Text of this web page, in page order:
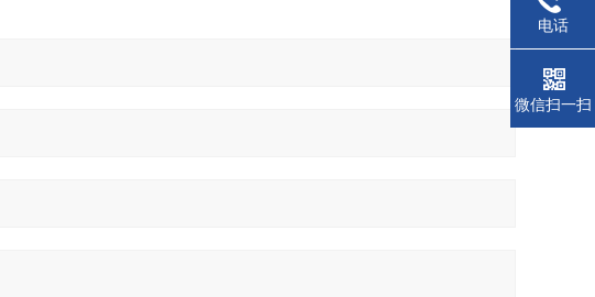
电话
微信扫一扫